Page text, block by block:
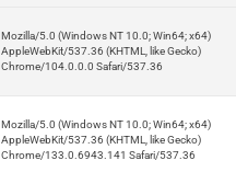
Mozilla/5.0 (Windows NT 10.0; Win64; x64)
AppleWebKit/537.36 (KHTML, like Gecko)
Chrome/104.0.0.0 Safari/537.36
Mozilla/5.0 (Windows NT 10.0; Win64; x64)
AppleWebKit/537.36 (KHTML, like Gecko)
Chrome/133.0.6943.141 Safari/537.36